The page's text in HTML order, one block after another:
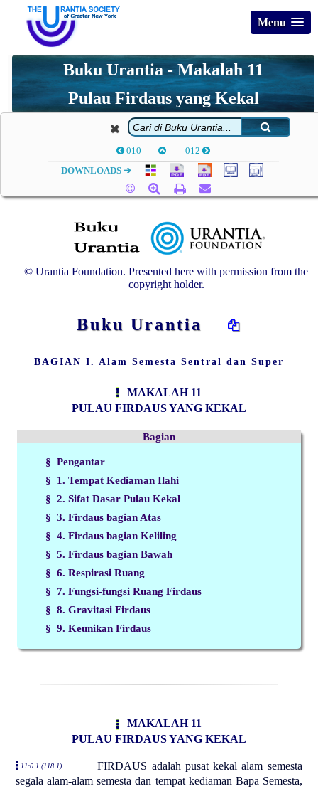
Menu
Buku Urantia - Makalah 11
Pulau Firdaus yang Kekal
010 012
DOWNLOADS ➔
© Urantia Foundation. Presented here with permission from the
copyright holder.
Buku Urantia
BAGIAN I. Alam Semesta Sentral dan Super
MAKALAH 11
PULAU FIRDAUS YANG KEKAL
Bagian
§ Pengantar
§ 1. Tempat Kediaman Ilahi
§ 2. Sifat Dasar Pulau Kekal
§ 3. Firdaus bagian Atas
§ 4. Firdaus bagian Keliling
§ 5. Firdaus bagian Bawah
§ 6. Respirasi Ruang
§ 7. Fungsi-fungsi Ruang Firdaus
§ 8. Gravitasi Firdaus
§ 9. Keunikan Firdaus
MAKALAH 11
PULAU FIRDAUS YANG KEKAL
11:0.1 (118.1)
FIRDAUS adalah pusat kekal alam semesta
segala alam-alam semesta dan tempat kediaman Bapa Semesta,